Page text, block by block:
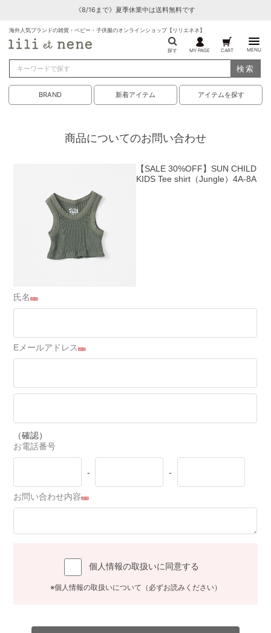
《8/16まで》夏季休業中は送料無料です
海外人気ブランドの雑貨・ベビー・子供服のオンラインショップ【リリエネネ】
探す MY PAGE CART MENU
検索
BRAND 新着アイテム アイテムを探す
商品についてのお問い合わせ
【SALE 30%OFF】SUN CHILD
KIDS Tee shirt（Jungle）4A-8A
氏名必須
Eメールアドレス必須
（確認）
お電話番号
- -
お問い合わせ内容必須
個人情報の取扱いに同意する
※個人情報の取扱いについて（必ずお読みください）